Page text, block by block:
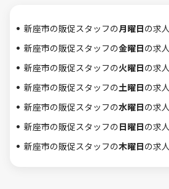
新座市の販促スタッフの月曜日の求
新座市の販促スタッフの金曜日の求
新座市の販促スタッフの火曜日の求
新座市の販促スタッフの土曜日の求
新座市の販促スタッフの水曜日の求
新座市の販促スタッフの日曜日の求
新座市の販促スタッフの木曜日の求